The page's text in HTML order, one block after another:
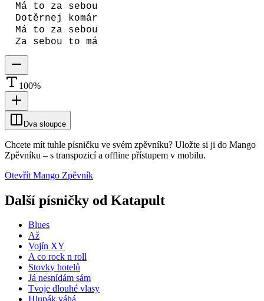
Má to za sebou
Dotěrnej komár
Má to za sebou
Za sebou to má
100%
Dva sloupce
Chcete mít tuhle písničku ve svém zpěvníku? Uložte si ji do Mango
Zpěvníku – s transpozicí a offline přístupem v mobilu.
Otevřít Mango Zpěvník
Další písničky od Katapult
Blues
Až
Vojín XY
A co rock n roll
Stovky hotelů
Já nesnídám sám
Tvoje dlouhé vlasy